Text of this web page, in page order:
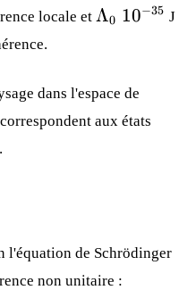
locale et Λ_0 ~
Λ0 10−35 J
dans l'espace de
aux états
l'équation de Schrödinger
non unitaire :